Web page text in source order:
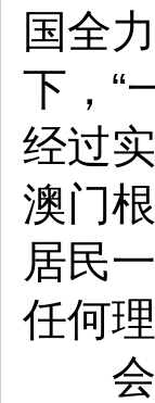
国全
下，“
经过
澳门
居民
任何
会场